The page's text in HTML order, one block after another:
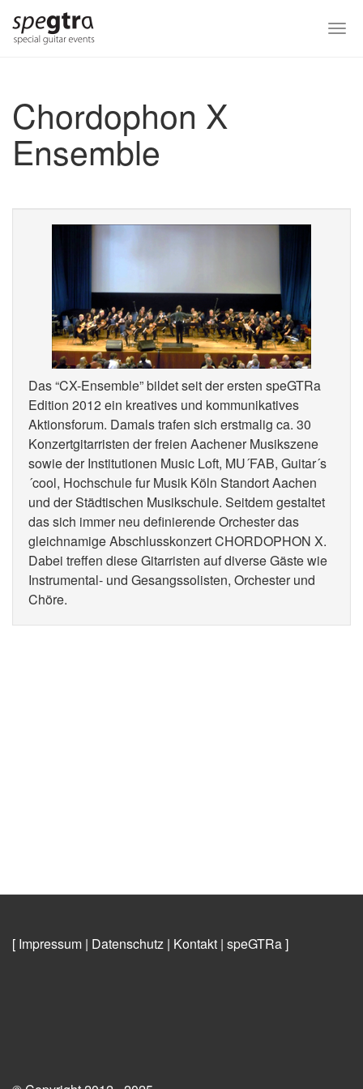
main
Chordophon X
Ensemble
Das “CX-Ensemble” bildet seit der ersten speGTRa
Edition 2012 ein kreatives und kommunikatives
Aktionsforum. Damals trafen sich erstmalig ca. 30
Konzertgitarristen der freien Aachener Musikszene
sowie der Institutionen Music Loft, MU´FAB, Guitar´s
´cool, Hochschule fur Musik Köln Standort Aachen
und der Städtischen Musikschule. Seitdem gestaltet
das sich immer neu definierende Orchester das
gleichnamige Abschlusskonzert CHORDOPHON X.
Dabei treffen diese Gitarristen auf diverse Gäste wie
Instrumental- und Gesangssolisten, Orchester und
Chöre.
[ Impressum | Datenschutz | Kontakt | speGTRa]